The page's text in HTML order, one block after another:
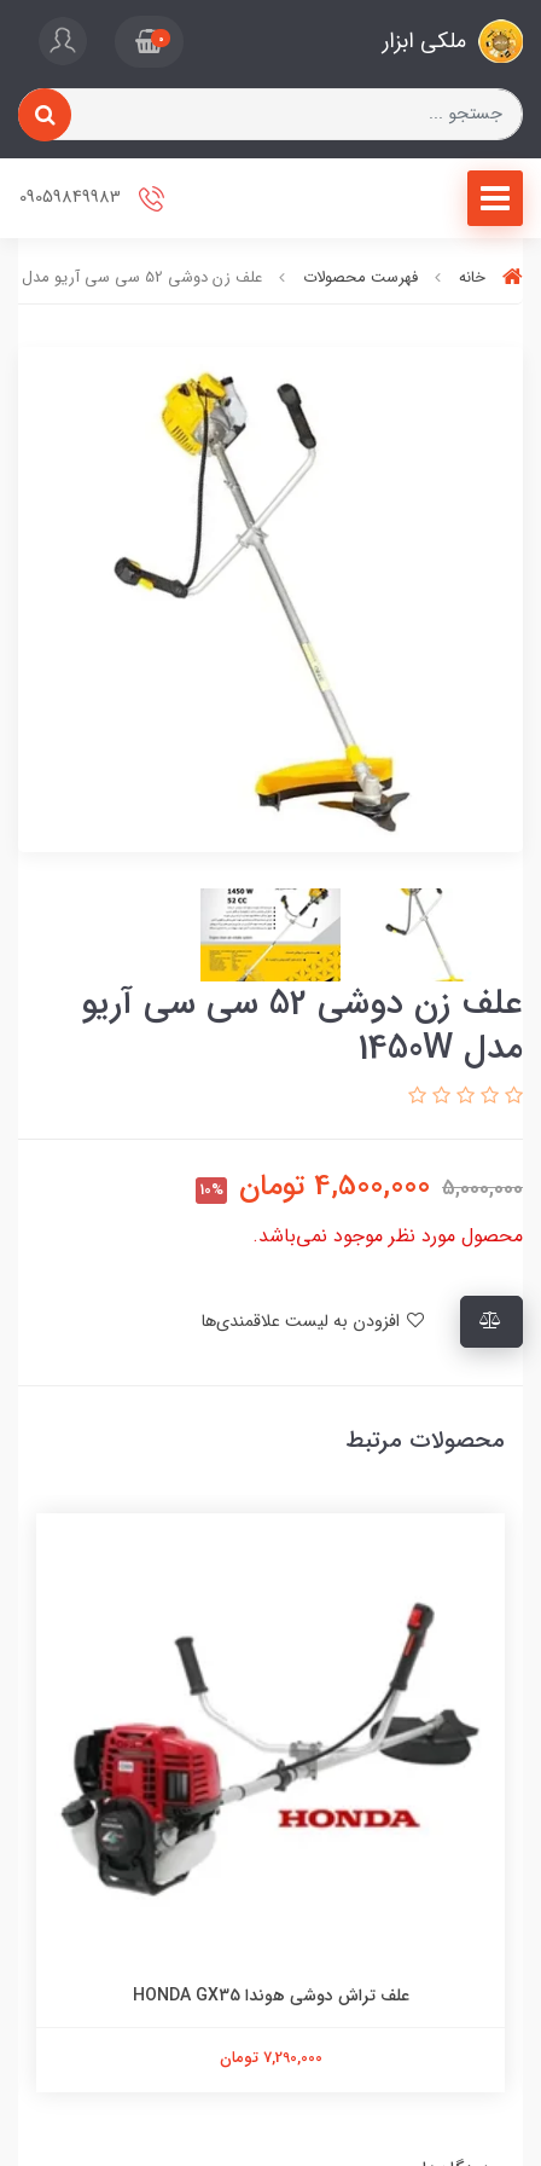
ملکی ابزار 0
خانه فهرست محصولات علف زن دوشی 52 سی‌ سی آریو مدل 1450W
علف زن دوشی 52 سی‌ سی آریو
مدل 1450W
5,000,000
4,500,000 تومان 10%
محصول مورد نظر موجود نمی‌باشد.
محصولات مرتبط
علف تراش دوشی هوندا HONDA GX35
7,290,000 تومان